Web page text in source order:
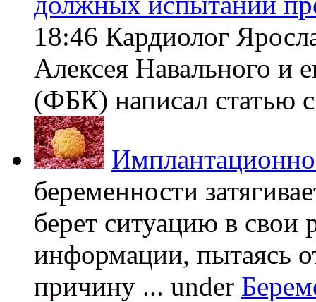
18:46 Кардиолог
Алексея Навального и
(ФБК) написал статью
беременности
берет ситуацию в свои
информации, пытаясь
причину ... under